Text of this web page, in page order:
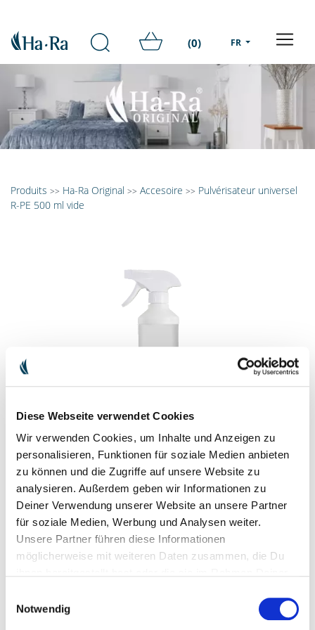
Diese Webseite verwendet Cookies
Wir verwenden Cookies, um Inhalte und Anzeigen zu
personalisieren, Funktionen für soziale Medien anbieten
zu können und die Zugriffe auf unsere Website zu
analysieren. Außerdem geben wir Informationen zu
Deiner Verwendung unserer Website an unsere Partner
für soziale Medien, Werbung und Analysen weiter.
Unsere Partner führen diese Informationen
möglicherweise mit weiteren Daten zusammen, die Du
Notwendig
(0) FR
Produits >> Ha-Ra Original >> Accesoire >> Pulvérisateur universel
R-PE 500 ml vide
PULVÉRISATEUR UNIVERSEL R-PE 500
ML VIDE
Vaporisateur pratique en PE recyclé. Convient idéalement pour
mélanger et vaporiser le nettoyant pour vitres de cheminée bio
concentré. La buse permet un dosage optimal et une répartition
uniforme du nettoyant sur la surface.
Ce produit est très demandé : peut être commandé bientôt à
nouveau !